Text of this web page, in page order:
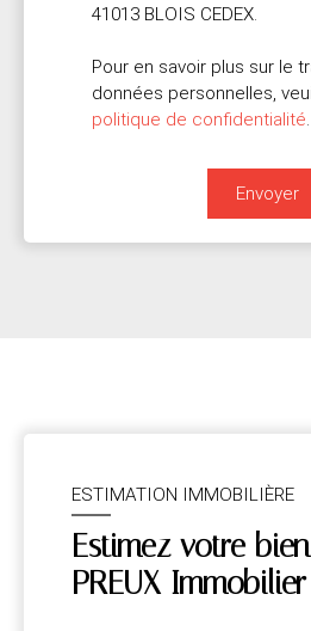
41013 BLOIS CEDEX.
Pour en savoir plus sur le
données personnelles,
politique de confidentialité.
Envoyer
ESTIMATION IMMOBILIÈRE
Estimez votre
PREUX Immobilier